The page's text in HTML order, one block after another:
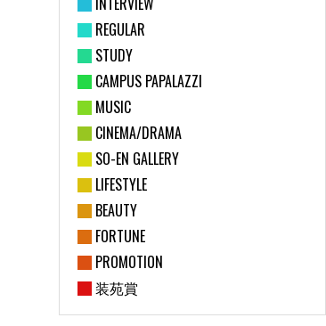
REGULAR
STUDY
CAMPUS PAPALAZZI
MUSIC
CINEMA/DRAMA
SO-EN GALLERY
LIFESTYLE
BEAUTY
FORTUNE
PROMOTION
装苑賞